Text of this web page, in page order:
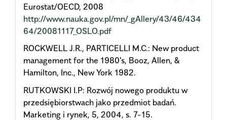
Eurostat/OECD, 2008
http://www.nauka.gov.pl/mn/_gAllery/43/46/434
64/20081117_OSLO.pdf
ROCKWELL J.R., PARTICELLI M.C.: New product
management for the 1980's, Booz, Allen, &
Hamilton, Inc., New York 1982.
RUTKOWSKI I.P: Rozwój nowego produktu w
przedsiębiorstwach jako przedmiot badań.
Marketing i rynek, 5, 2004, s. 7-15.